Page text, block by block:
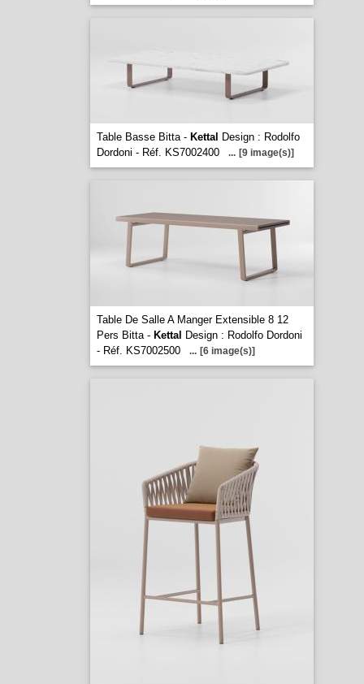
Table Basse Bitta - Kettal Design : Rodolfo
Dordoni - Réf. KS7002400
... [9 image(s)]
Table De Salle A Manger Extensible 8 12
Pers Bitta - Kettal Design : Rodolfo Dordoni
- Réf. KS7002500
... [6 image(s)]